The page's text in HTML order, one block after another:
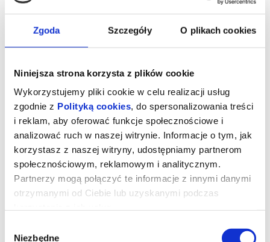
Zgoda Szczegóły O plikach cookies
Niniejsza strona korzysta z plików cookie
Wykorzystujemy pliki cookie w celu realizacji usług
zgodnie z Polityką cookies, do spersonalizowania treści
i reklam, aby oferować funkcje społecznościowe i
analizować ruch w naszej witrynie. Informacje o tym, jak
korzystasz z naszej witryny, udostępniamy partnerom
społecznościowym, reklamowym i analitycznym.
Partnerzy mogą połączyć te informacje z innymi danymi
otrzymanymi od Ciebie lub uzyskanymi podczas
Niezbędne
Drugie życie
reż. Maryam Touzani | Niemcy, Francja, Hiszpania, Belgia, Maroko |
2025
„Drugie życie” – zdobywca nagrody publiczności na festiwalu
portret dojrzałej kobiety, w którą wciela się Carmen Maura
(„Kobiety na skraju załamania nerwowego”, „Volver”).